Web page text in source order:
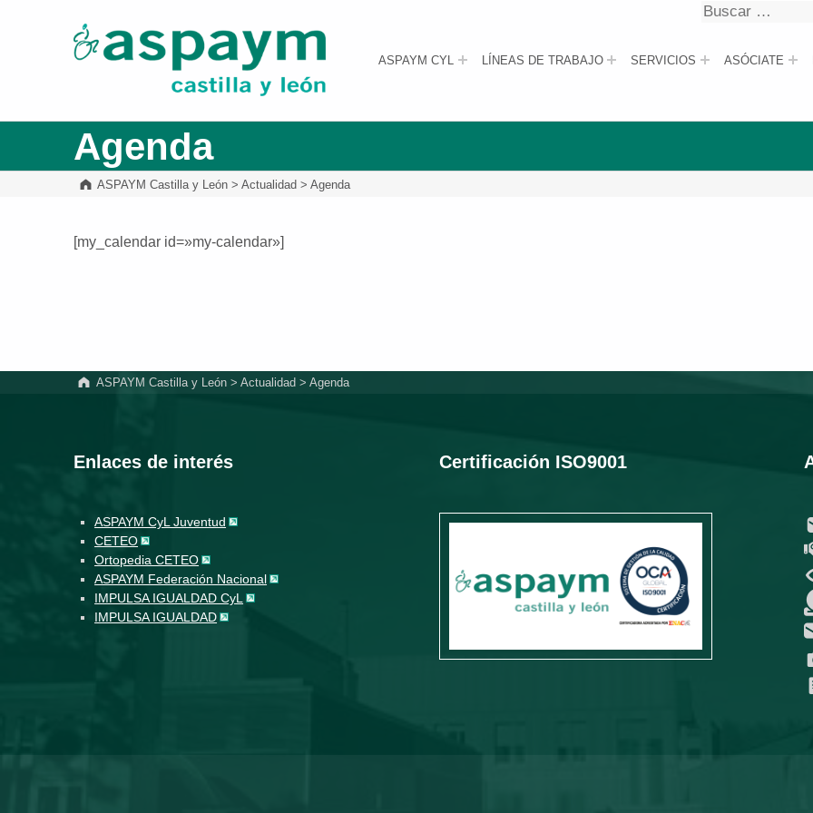
ASPAYM Castilla y León
ASPAYM CYL LÍNEAS DE TRABAJO SERVICIOS ASÓCIATE
Buscar
Agenda
ASPAYM Castilla y León >Actualidad >Agenda
[my_calendar id=»my-calendar»]
ASPAYM Castilla y León> Actualidad > Agenda
Enlaces de interés
ASPAYM CyL Juventud
CETEO
Ortopedia CETEO
ASPAYM Federación Nacional
IMPULSA IGUALDAD CyL
IMPULSA IGUALDAD
Certificación ISO9001